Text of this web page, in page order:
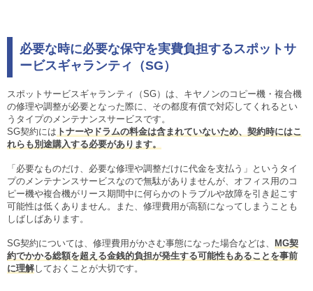
必要な時に必要な保守を実費負担するスポットサ
ービスギャランティ（SG）
スポットサービスギャランティ（SG）は、キヤノンのコピー機・複合機
の修理や調整が必要となった際に、その都度有償で対応してくれるとい
うタイプのメンテナンスサービスです。
SG契約には トナーやドラムの料金は含まれていないため、契約時にはこ
れらも別途購入する必要があります。
「必要なものだけ、必要な修理や調整だけに代金を支払う」というタイ
プのメンテナンスサービスなので無駄がありませんが、オフィス用のコ
ピー機や複合機がリース期間中に何らかのトラブルや故障を引き起こす
可能性は低くありません。また、修理費用が高額になってしまうことも
しばしばあります。
SG契約については、修理費用がかさむ事態になった場合などは、
MG契
約でかかる総額を超える金銭的負担が発生する可能性もあることを事前
に理解しておくことが大切です。